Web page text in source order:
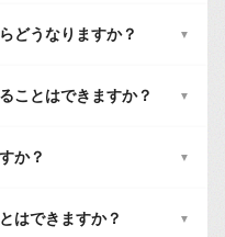
どうなりますか？ ▼
ことはできますか？ ▼
か？ ▼
はできますか？ ▼